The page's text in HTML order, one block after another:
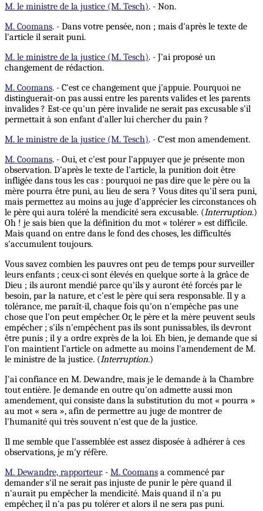
M. le ministre de la justice (M. Tesch). - Non.
M. Coomans. - Dans votre pensée, non ; mais d'après le texte de
l'article il serait puni.
M. le ministre de la justice (M. Tesch). - J'ai proposé un
changement de rédaction.
M. Coomans. - C'est ce changement que j'appuie. Pourquoi ne
distinguerait-on pas aussi entre les parents valides et les parents
invalides ? Est-ce qu'un père invalide ne serait pas excusable s'il
permettait à son enfant d'aller lui chercher du pain ?
M. le ministre de la justice (M. Tesch). - C'est mon amendement.
M. Coomans. - Oui, et c'est pour l'appuyer que je présente mon
observation. D'après le texte de l'article, la punition doit être
infligée dans tous les cas : pourquoi ne pas dire que le père ou la
mère pourra être puni, au lieu de sera ? Vous dites qu'il sera puni,
mais permettez au moins au juge d'apprécier les circonstances oh
le père qui aura toléré la mendicité sera excusable. (Interruption.)
Oh ! je sais bien que la définition du mot « tolérer » est difficile.
Mais quand on entre dans le fond des choses, les difficultés
s'accumulent toujours.
Vous savez combien les pauvres ont peu de temps pour surveiller
leurs enfants ; ceux-ci sont élevés en quelque sorte à la grâce de
Dieu ; ils auront mendié parce qu'ils y auront été forcés par le
besoin, par la nature, et c'est le père qui sera responsable. Il y a
tolérance, me paraît-il, chaque fois qu'on n'empêche pas une
chose que l'on peut empêcher. Or, le père et la mère peuvent seuls
empêcher ; s'ils n'empêchent pas ils sont punissables, ils devront
être punis ; il y a ordre exprès de la loi. Eh bien, je demande que si
l'on maintient l'article on admette au moins l'amendement de M.
le ministre de la justice. (Interruption.)
J'ai confiance en M. Dewandre, mais je le demande à la Chambre
tout entière. Je demande en outre qu'on admette aussi mon
amendement, qui consiste dans la substitution du mot « pourra »
au mot « sera », afin de permettre au juge de montrer de
l'humanité qui très souvent n'est que de la justice.
Il me semble que l'assemblée est assez disposée à adhérer à ces
observations, je m'y réfère.
M. Dewandre, rapporteur. - M. Coomans a commencé par
demander s'il ne serait pas injuste de punir le père quand il
n'aurait pu empêcher la mendicité. Mais quand il n'a pu
empêcher, il n'a pas pu tolérer et alors il ne sera pas puni.